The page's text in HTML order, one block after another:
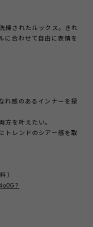
練されたルックス。きれ
に合わせて自由に表情を
れ感のあるインナーを探
方を叶えたい。
トレンドのシアー感を取
）